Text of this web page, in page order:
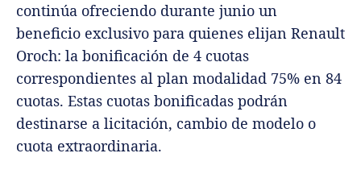
continúa ofreciendo durante junio un
beneficio exclusivo para quienes elijan Renault
Oroch: la bonificación de 4 cuotas
correspondientes al plan modalidad 75% en 84
cuotas. Estas cuotas bonificadas podrán
destinarse a licitación, cambio de modelo o
cuota extraordinaria.